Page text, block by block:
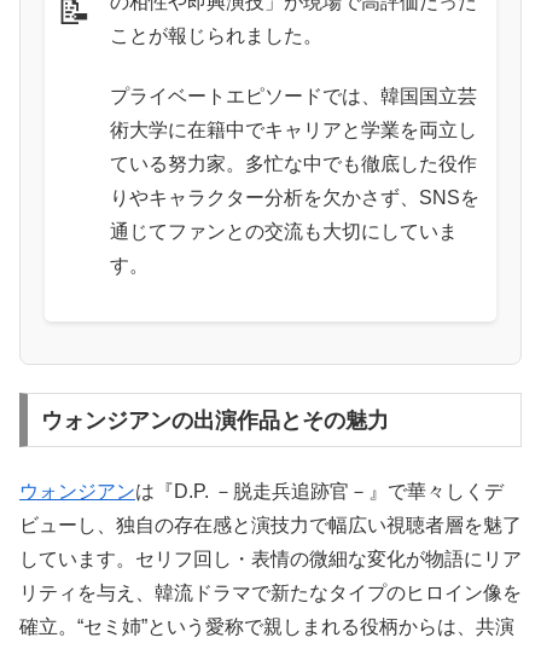
📝
ことが報じられました。
プライベートエピソードでは、韓国国立芸
術大学に在籍中でキャリアと学業を両立し
ている努力家。多忙な中でも徹底した役作
りやキャラクター分析を欠かさず、SNSを
通じてファンとの交流も大切にしていま
す。
ウォンジアンの出演作品とその魅力
ウォンジアンは『D.P. －脱走兵追跡官－』で華々しくデ
ビューし、独自の存在感と演技力で幅広い視聴者層を魅了
しています。セリフ回し・表情の微細な変化が物語にリア
リティを与え、韓流ドラマで新たなタイプのヒロイン像を
確立。“セミ姉”という愛称で親しまれる役柄からは、共演